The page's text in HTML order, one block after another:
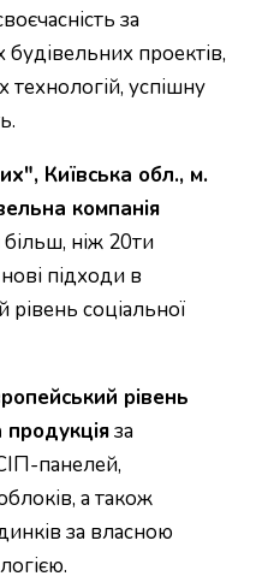
за
будівельних проектів,
технологій, успішну
Київська обл., м.
компанія
ніж 20ти
підходи в
рівень соціальної
рівень
продукціяза
панелей,
а також
за власною